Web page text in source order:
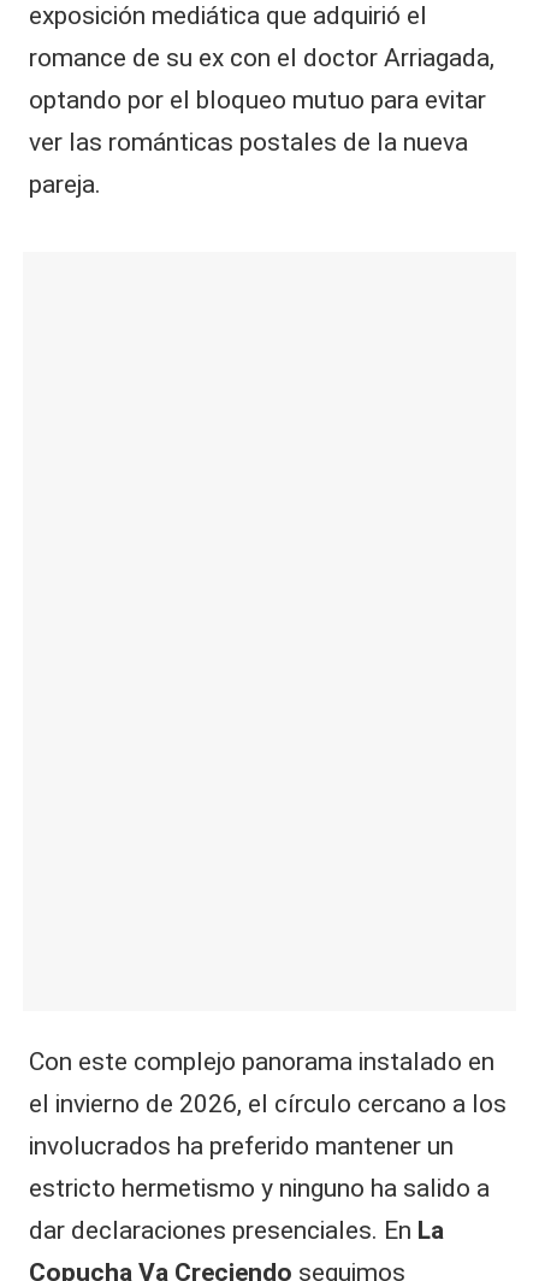
exposición mediática que adquirió el
romance de su ex con el doctor Arriagada,
optando por el bloqueo mutuo para evitar
ver las románticas postales de la nueva
pareja.
Con este complejo panorama instalado en
el invierno de 2026, el círculo cercano a los
involucrados ha preferido mantener un
estricto hermetismo y ninguno ha salido a
dar declaraciones presenciales. En La
Copucha Va Creciendo seguimos